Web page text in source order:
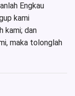
Engkau
kami
kami; dan
maka tolonglah